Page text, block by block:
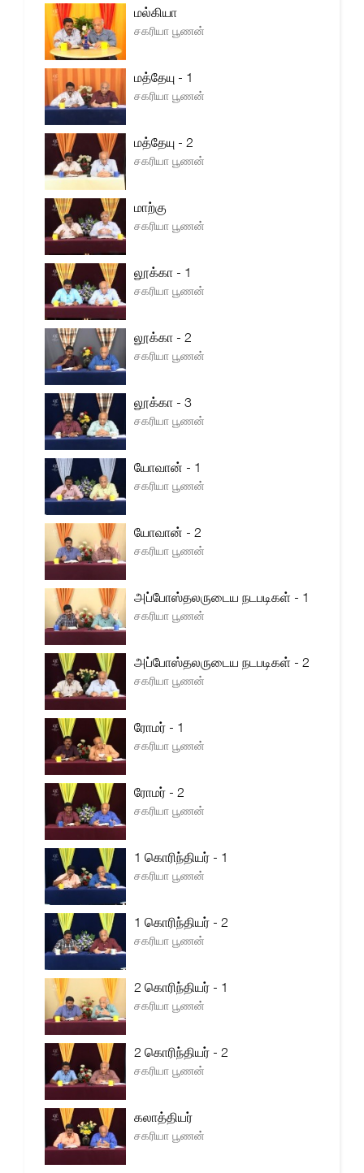
மல்கியா
சகரியா பூணன்
மத்தேயு - 1
சகரியா பூணன்
மத்தேயு - 2
சகரியா பூணன்
மாற்கு
சகரியா பூணன்
லூக்கா - 1
சகரியா பூணன்
லூக்கா - 2
சகரியா பூணன்
லூக்கா - 3
சகரியா பூணன்
யோவான் - 1
சகரியா பூணன்
யோவான் - 2
சகரியா பூணன்
அப்போஸ்தலருடைய நடபடிகள் - 1
சகரியா பூணன்
அப்போஸ்தலருடைய நடபடிகள் - 2
சகரியா பூணன்
ரோமர் - 1
சகரியா பூணன்
ரோமர் - 2
சகரியா பூணன்
1 கொரிந்தியர் - 1
சகரியா பூணன்
1 கொரிந்தியர் - 2
சகரியா பூணன்
2 கொரிந்தியர் - 1
சகரியா பூணன்
2 கொரிந்தியர் - 2
சகரியா பூணன்
கலாத்தியர்
சகரியா பூணன்